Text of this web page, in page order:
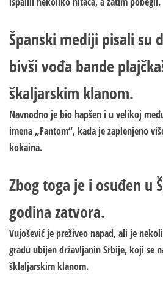
Španski mediji pisali su
bivši vođa bande
škaljarskim klanom.
Navnodno je bio hapšen i u velikoj
imena „Fantom“, kada je zaplenjeno
kokaina.
Zbog toga je i osuđen u
godina zatvora.
Vujošević je preživeo napad, ali je
gradu ubijen državljanin Srbije, koji se
šklaljarskim klanom.